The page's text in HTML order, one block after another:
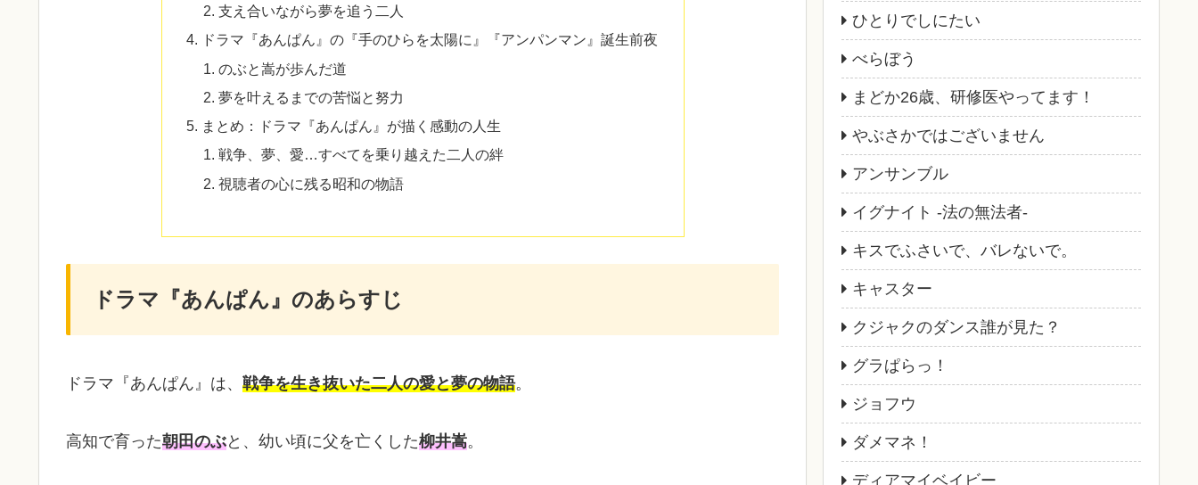
支え合いながら夢を追う二人
ドラマ『あんぱん』の『手のひらを太陽に』『アンパンマン』誕生前夜
のぶと嵩が歩んだ道
夢を叶えるまでの苦悩と努力
まとめ：ドラマ『あんぱん』が描く感動の人生
戦争、夢、愛…すべてを乗り越えた二人の絆
視聴者の心に残る昭和の物語
ドラマ『あんぱん』のあらすじ
ドラマ『あんぱん』は、 戦争を生き抜いた二人の愛と夢の物語。
高知で育った朝田のぶと、幼い頃に父を亡くした柳井嵩。
ひとりでしにたい
べらぼう
まどか26歳、研修医やってます！
やぶさかではございません
アンサンブル
イグナイト -法の無法者-
キスでふさいで、バレないで。
キャスター
クジャクのダンス誰が見た？
グラぱらっ！
ジョフウ
ダメマネ！
ディアマイベイビー